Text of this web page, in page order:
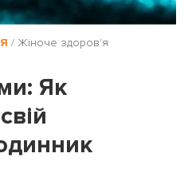
/ Жіноче здоров'я
Як